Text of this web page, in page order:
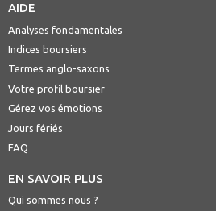
AIDE
Analyses fondamentales
Indices boursiers
Termes anglo-saxons
Votre profil boursier
Gérez vos émotions
Jours fériés
FAQ
EN SAVOIR PLUS
Qui sommes nous ?